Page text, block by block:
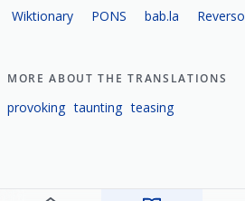
Wiktionary PONS bab.la Reverso
MORE ABOUT THE TRANSLATIONS
provoking taunting teasing